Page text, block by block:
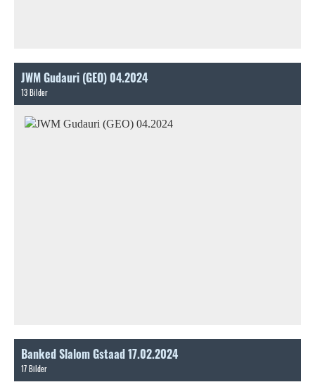
JWM Gudauri (GEO) 04.2024
13 Bilder
Banked Slalom Gstaad 17.02.2024
17 Bilder